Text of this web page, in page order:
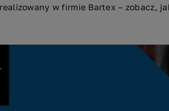
w firmie Bartex – zobacz,